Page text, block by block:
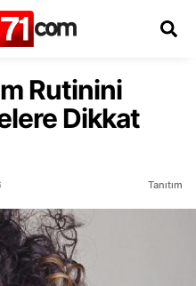
Rutinini
Dikkat
Tanıtım